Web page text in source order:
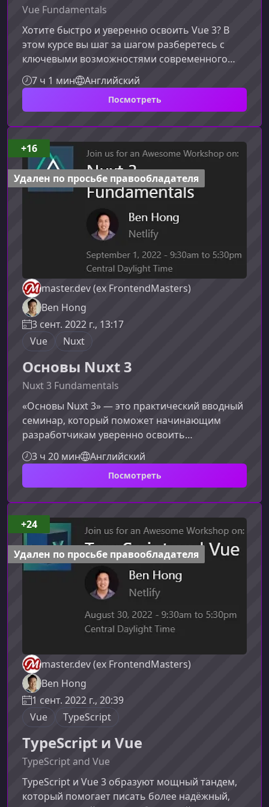
Vue Fundamentals
Хотите быстро и уверенно освоить Vue 3? В
этом курсе вы шаг за шагом разберетесь с
ключевыми возможностями современного
Vue, научитесь создавать полноценные
приложения и поймёте, как эффективно
использовать инструменты экосистемы. Курс
также разработчикам, стремящимся
структурировать знания и перейти на
продвинутые архитектурные подходы.Что вы
изучите в этом курсеКурс охватывает как
основы Vue, так
7 ч 1 мин Английский
Посмотреть
master.dev (ex FrontendMasters)
Ben Hong
3 сент. 2022 г., 13:17
Vue
Nuxt
Основы Nuxt 3
Nuxt 3 Fundamentals
«Основы Nuxt 3» — это практический вводный
семинар, который поможет начинающим
разработчикам уверенно освоить
современный стек на базе Nuxt. Вы узнаете,
как эффективно работать с Nuxt 3, его
модулями и возможностями Vue 3, чтобы
приложения и сайты.Что вы узнаете на
курсеПрограмма курса выстроена так, чтобы
шаг за шагом познакомить вас с ключевыми
инструментами Nuxt 3 и показать, как
применять их в реальных про
3 ч 20 мин Английский
Посмотреть
+16
Удален по просьбе правообладателя
master.dev (ex FrontendMasters)
Ben Hong
1 сент. 2022 г., 20:39
Vue
TypeScript
TypeScript и Vue
TypeScript and Vue
TypeScript и Vue 3 образуют мощный тандем,
который помогает писать более надёжный,
+24
Удален по просьбе правообладателя